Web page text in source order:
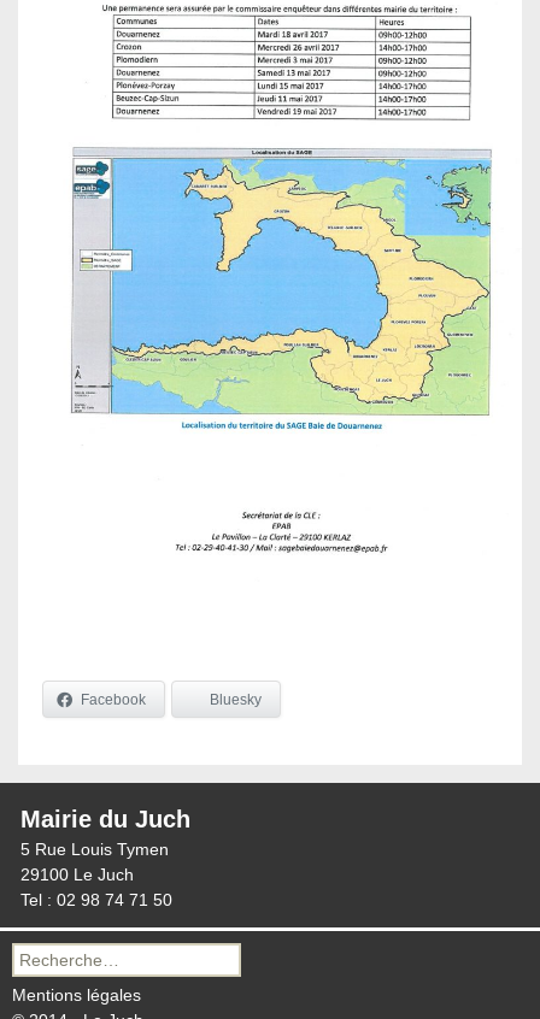
Facebook Bluesky
Mairie du Juch
5 Rue Louis Tymen
29100 Le Juch
Tel : 02 98 74 71 50
Recherche
pour :
Mentions légales